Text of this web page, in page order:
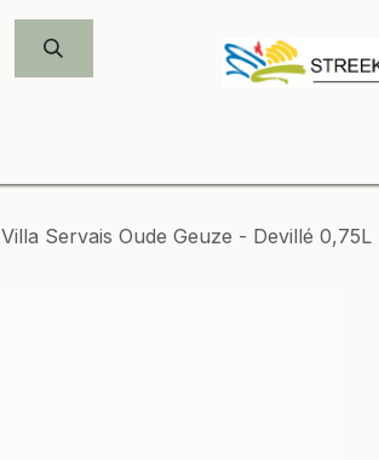
Villa Servais Oude Geuze - Devillé 0,75L